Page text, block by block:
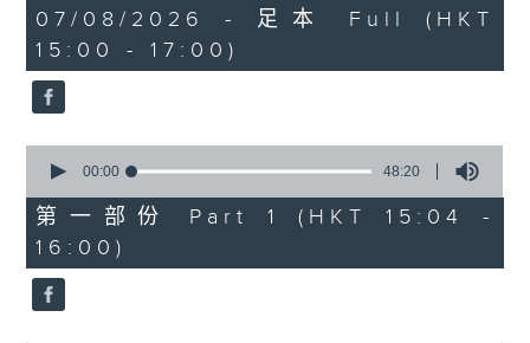
1
hour,
36
minutes,
25
seconds
07/08/2026 - 足本 Full (HKT
15:00 - 17:00)
seconds
48
minutes,
20
seconds
00:00 48:20
第一部份 Part 1 (HKT 15:04 -
16:00)